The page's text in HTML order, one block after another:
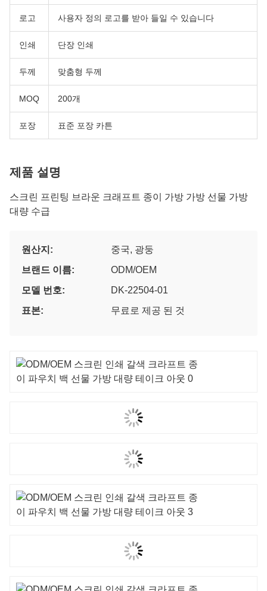
로고 사용자 정의 로고를 받아 들일 수 있습니다
인쇄 단장 인쇄
두께 맞춤형 두께
MOQ 200개
포장 표준 포장 카튼
제품 설명
스크린 프린팅 브라운 크래프트 종이 가방 가방 선물 가방
대량 수급
원산지:
중국, 광둥
브랜드 이름:
ODM/OEM
모델 번호:
DK-22504-01
표본:
무료로 제공 된 것